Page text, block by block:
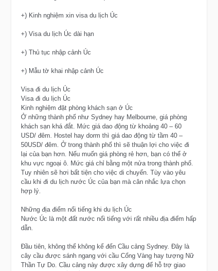
+) Kinh nghiệm xin visa du lịch Úc
+) Visa du lịch Úc dài hạn
+) Thủ tục nhập cảnh Úc
+) Mẫu tờ khai nhập cảnh Úc
Visa đi du lịch Úc
Visa đi du lịch Úc
Kinh nghiệm đặt phòng khách sạn ở Úc
Ở những thành phố như Sydney hay Melbourne, giá phòng
khách sạn khá đắt. Mức giá dao động từ khoảng 40 – 60
USD/ đêm. Hostel hay dorm thì giá dao động từ tầm 40 –
50USD/ đêm. Ở trong thành phố thì sẽ thuận lợi cho việc đi
lại của bạn hơn. Nếu muốn giá phòng rẻ hơn, bạn có thể ở
khu vực ngoại ô. Mức giá chỉ bằng một nửa trong thành phố.
Tuy nhiên sẽ hơi bất tiện cho việc di chuyển. Tùy vào yêu
cầu khi đi du lịch nước Úc của bạn mà cân nhắc lựa chọn
hợp lý.
Những địa điểm nổi tiếng khi du lịch Úc
Nước Úc là một đất nước nổi tiếng với rất nhiều địa điểm hấp
dẫn.
Đầu tiên, không thể không kể đến Cầu cảng Sydney. Đây là
cây cầu được sánh ngang với cầu Cổng Vàng hay tượng Nữ
Thần Tự Do. Cầu cảng này được xây dựng để hỗ trợ giao